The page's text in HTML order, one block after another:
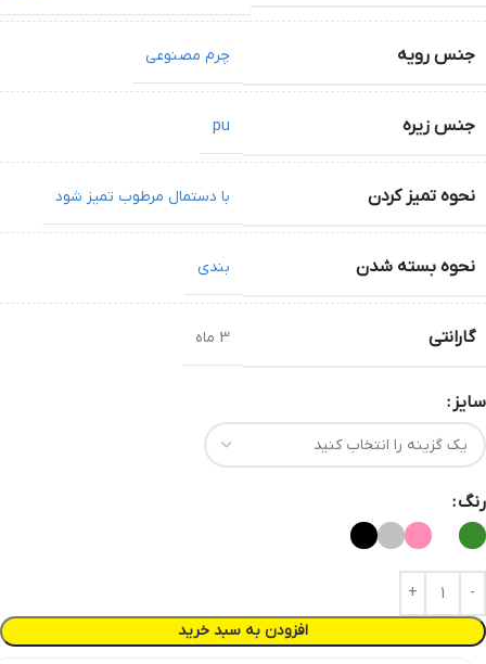
جنس رویه چرم مصنوعی
جنس زیره pu
نحوه تمیز کردن با دستمال مرطوب تمیز شود
نحوه بسته شدن بندی
گارانتی 3 ماه
سایز
رنگ
افزودن به سبد خرید